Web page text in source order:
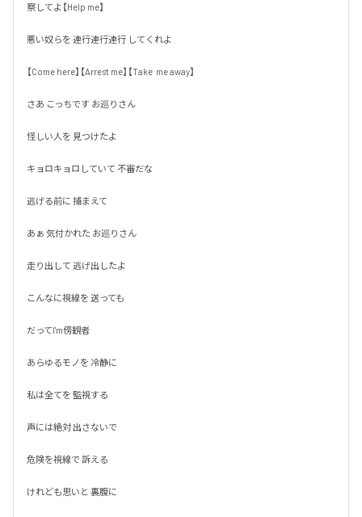
察してよ【Help me】
悪い奴らを 連行連行連行 してくれよ
【Come here】【Arrest me】【Take  me away】
さあ こっちです お巡りさん
怪しい人を 見つけたよ
キョロキョロしていて 不審だな
逃げる前に 捕まえて
あぁ 気付かれた お巡りさん
走り出して 逃げ出したよ
こんなに視線を 送っても
だってI'm傍観者
あらゆるモノを 冷静に
私は全てを 監視する
声には絶対 出さないで
危険を視線で 訴える
けれども思いと 裏腹に